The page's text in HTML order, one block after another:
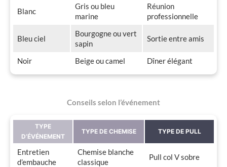
Blanc
Gris ou bleu
marine
Réunion
professionnelle
Bleu ciel
Bourgogne ou vert
sapin
Sortie entre amis
Noir Beige ou camel Dîner élégant
Conseils selon l’événement
TYPE
D’ÉVÉNEMENT
TYPE DE CHEMISE TYPE DE PULL
Entretien
d’embauche
Chemise blanche
classique
Pull col V sobre